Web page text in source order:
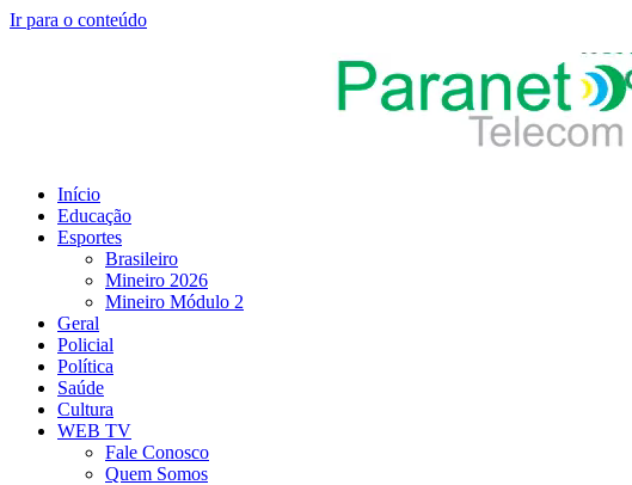
Ir para o conteúdo
Início
Educação
Esportes
Brasileiro
Mineiro 2026
Mineiro Módulo 2
Geral
Policial
Política
Saúde
Cultura
WEB TV
Fale Conosco
Quem Somos